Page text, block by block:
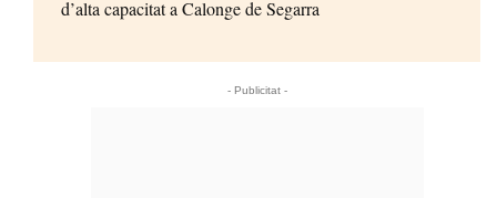
d’alta capacitat a Calonge de Segarra
- Publicitat -